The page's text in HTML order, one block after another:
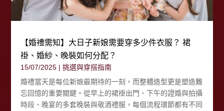
【婚禮需知】大日子新娘需要穿多少件衣服？ 裙
褂、婚紗、晚裝如何分配？
15/07/2025 |挑選與穿搭指南
婚禮當天是每位新娘最期待的一刻，而整體造型更是塑造難
忘回憶的重要關鍵。從早上的裙褂出門、下午的證婚與拍攝
時段、晚宴的多套晚裝與敬酒禮服，每個流程環節都有不同